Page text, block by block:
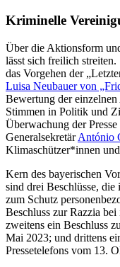
Kriminelle
Über die Aktionsform
lässt sich freilich
das Vorgehen der
Luisa Neubauer von
Bewertung der
Stimmen in Politik und
Überwachung der
GeneralsekretärAntónio
Klimaschützer*innen
Kern des bayerischen
sind drei Beschlüsse,
zum Schutz
Beschluss zur Razzia
zweitens ein Beschluss
Mai 2023; und drittens
Pressetelefons vom 13.